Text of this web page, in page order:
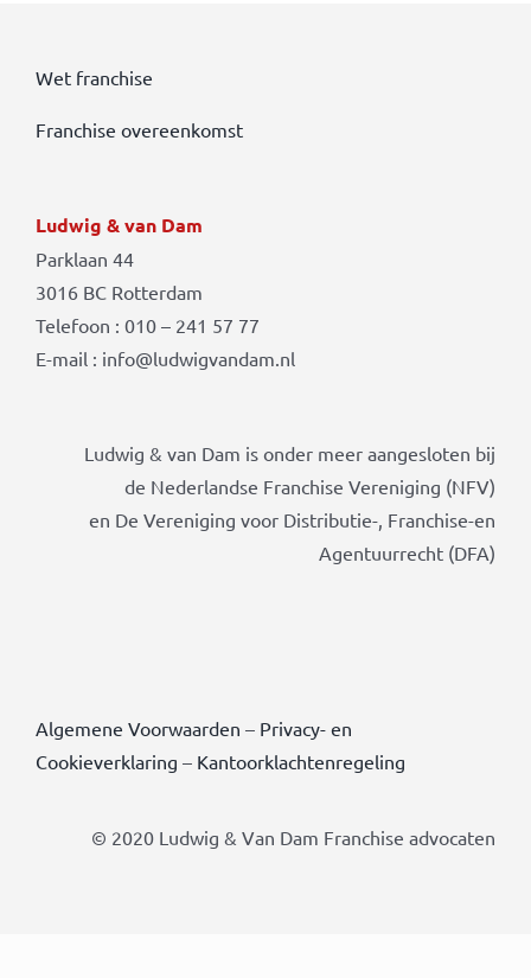
Wet franchise
Franchise overeenkomst
Ludwig & van Dam
Parklaan 44
3016 BC Rotterdam
Telefoon : 010 – 241 57 77
E-mail : info@ludwigvandam.nl
Ludwig & van Dam is onder meer aangesloten bij
de Nederlandse Franchise Vereniging (NFV)
en De Vereniging voor Distributie-, Franchise-en
Agentuurrecht (DFA)
Algemene Voorwaarden – Privacy- en
Cookieverklaring – Kantoorklachtenregeling
© 2020 Ludwig & Van Dam Franchise advocaten